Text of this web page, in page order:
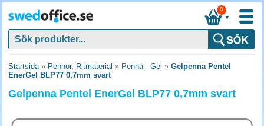
▼
0
Startsida» Pennor, Ritmaterial » Penna - Gel » Gelpenna Pentel
EnerGel BLP77 0,7mm svart
Gelpenna Pentel EnerGel BLP77 0,7mm svart